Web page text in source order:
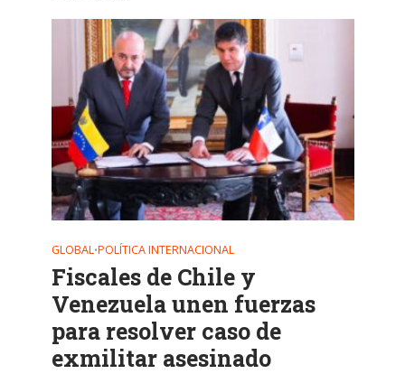
GLOBAL•POLÍTICA INTERNACIONAL
Fiscales de Chile y
Venezuela unen fuerzas
para resolver caso de
exmilitar asesinado